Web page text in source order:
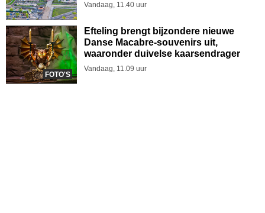
Vandaag, 11.40 uur
FOTO'S
Efteling brengt bijzondere nieuwe
Danse Macabre-souvenirs uit,
waaronder duivelse kaarsendrager
Vandaag, 11.09 uur